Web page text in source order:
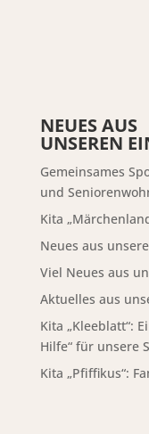
NEUES AUS
UNSEREN
Gemeinsames
und
Kita
Neues aus
Viel Neues aus
Aktuelles aus
Kita „Kleeblatt“:
Hilfe“ für unsere
Kita „Pfiffikus“: